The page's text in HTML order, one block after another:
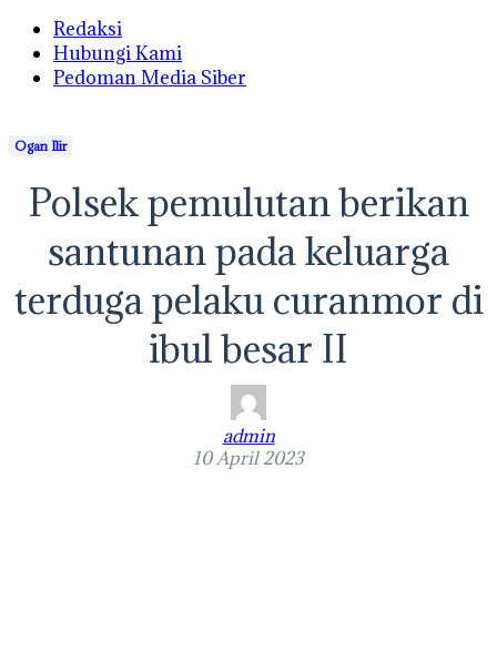
Redaksi
Hubungi Kami
Pedoman Media Siber
Ogan Ilir
Polsek pemulutan berikan
santunan pada keluarga
terduga pelaku curanmor di
ibul besar II
admin
10 April 2023